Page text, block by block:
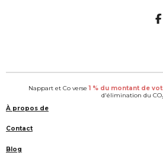
P
e
r
Nappart et Co verse1 % du montant de
d'élimination du
À propos de
Contact
Blog